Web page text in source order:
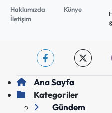
Hakkımızda
Künye
İletişim
Ana Sayfa
Kategoriler
Gündem